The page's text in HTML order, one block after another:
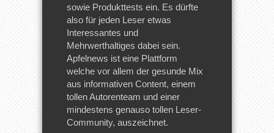
sowie Produkttests ein. Es dürfte
also für jeden Leser etwas
Interessantes und
Mehrwerthaltiges dabei sein.
Apfelnews ist eine Plattform
welche vor allem der gesunde Mix
aus informativen Content, einem
tollen Autorenteam und einer
mindestens genauso tollen Leser-
Community, auszeichnet.